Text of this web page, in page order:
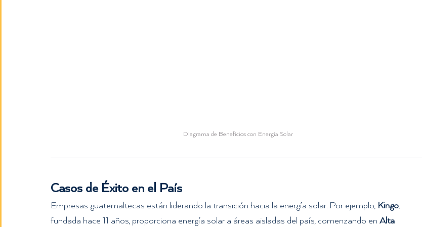
Diagrama de Benefícios con Energía Solar
Casos de Éxito en el País
Empresas guatemaltecas están liderando la transición hacia la energía solar. Por ejemplo, Kingo,
fundada hace 11 años, proporciona energía solar a áreas aisladas del país, comenzando en Alta